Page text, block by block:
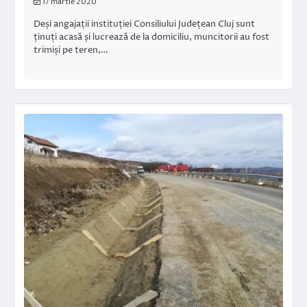
Deși angajații instituției Consiliului Județean Cluj sunt
ținuți acasă și lucrează de la domiciliu, muncitorii au fost
trimiși pe teren,…